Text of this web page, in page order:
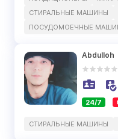
СТИРАЛЬНЫЕ МАШИНЫ
ПОСУДОМОЕЧНЫЕ
Abdulloh
24/7
СТИРАЛЬНЫЕ МАШИНЫ